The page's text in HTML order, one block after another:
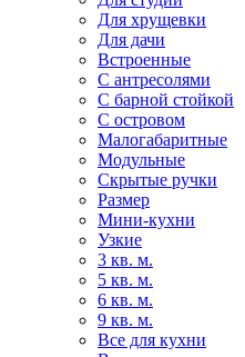
Для хрущевки
Для дачи
Встроенные
С антресолями
С барной стойкой
С островом
Малогабаритные
Модульные
Скрытые ручки
Размер
Мини-кухни
Узкие
3 кв. м.
5 кв. м.
6 кв. м.
9 кв. м.
Все для кухни